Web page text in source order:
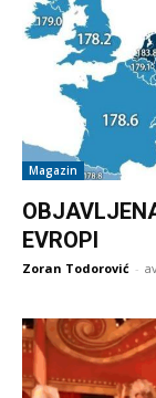
Magazin
EVROPI
Zoran Todorović -